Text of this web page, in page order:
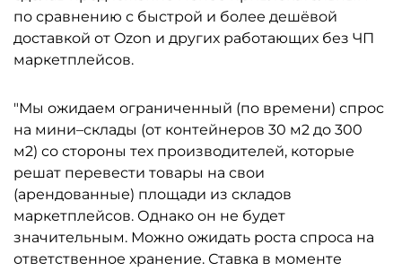
по сравнению с быстрой и более дешёвой
доставкой от Ozon и других работающих без ЧП
маркетплейсов.
"Мы ожидаем ограниченный (по времени) спрос
на мини–склады (от контейнеров 30 м2 до 300
м2) со стороны тех производителей, которые
решат перевести товары на свои
(арендованные) площади из складов
маркетплейсов. Однако он не будет
значительным. Можно ожидать роста спроса на
ответственное хранение. Ставка в моменте